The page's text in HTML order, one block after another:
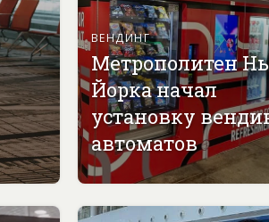
ВЕНДИНГ
Метрополитен
Йорка начал
установку
автоматов